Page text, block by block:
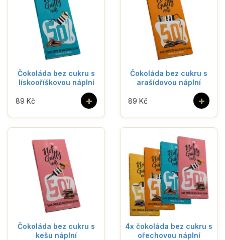
Čokoláda bez cukru s
lískooříškovou náplní
+
89 Kč
Čokoláda bez cukru s
arašídovou náplní
+
89 Kč
Čokoláda bez cukru s
kešu náplní
4x čokoláda bez cukru s
ořechovou náplní